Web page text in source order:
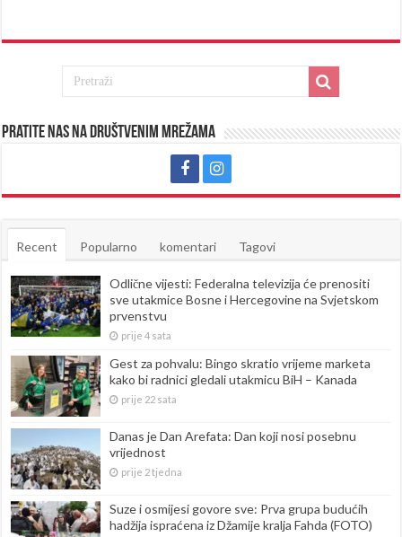
Pratite nas na društvenim mrežama
Recent Popularno komentari Tagovi
Odlične vijesti: Federalna televizija će prenositi
sve utakmice Bosne i Hercegovine na Svjetskom
prvenstvu
prije 4 sata
Gest za pohvalu: Bingo skratio vrijeme marketa
kako bi radnici gledali utakmicu BiH – Kanada
prije 22 sata
Danas je Dan Arefata: Dan koji nosi posebnu
vrijednost
prije 2 tjedna
Suze i osmijesi govore sve: Prva grupa budućih
hadžija ispraćena iz Džamije kralja Fahda (FOTO)